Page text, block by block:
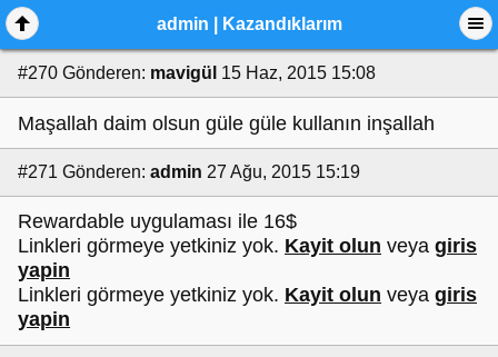
admin | Kazandıklarım
#270 Gönderen: mavigül 15 Haz, 2015 15:08
Maşallah daim olsun güle güle kullanın inşallah
#271 Gönderen: admin 27 Ağu, 2015 15:19
Rewardable uygulaması ile 16$
Linkleri görmeye yetkiniz yok. Kayit olun veya giris
yapin
Linkleri görmeye yetkiniz yok. Kayit olun veya giris
yapin